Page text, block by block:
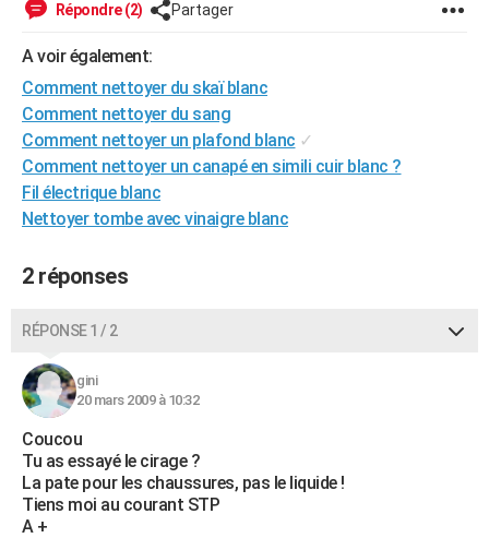
GUIDES D'ACHAT
BONS PLANS
CARTE DE VOEUX
Carte de Noël
Carte Bonne année
Carte Saint-Valentin
Carte Pâques
Carte d'anniversaire
DICTIONNAIRE
Dictionnaire
Biographies
Citations
Expressions
Proverbes
PROGRAMME TV
S'inscrire
Se connecter
Lycées
Collèges
Primaires
Universités
Entreprises
Service militaire
Avis de recherche
AVIS DE DÉCÈS
FORUM
Bricolage
Lifestyle
Culture
Sport
Auto
Television
Voyage
Cinema
Répondre (2) Partager
A voir également:
Comment nettoyer du skaï blanc
Comment nettoyer du sang
Comment nettoyer un plafond blanc ✓
Comment nettoyer un canapé en simili cuir blanc ?
Fil électrique blanc
Nettoyer tombe avec vinaigre blanc
2 réponses
RÉPONSE 1 / 2
gini
20 mars 2009 à 10:32
Coucou
Tu as essayé le cirage ?
La pate pour les chaussures, pas le liquide !
Tiens moi au courant STP
A +